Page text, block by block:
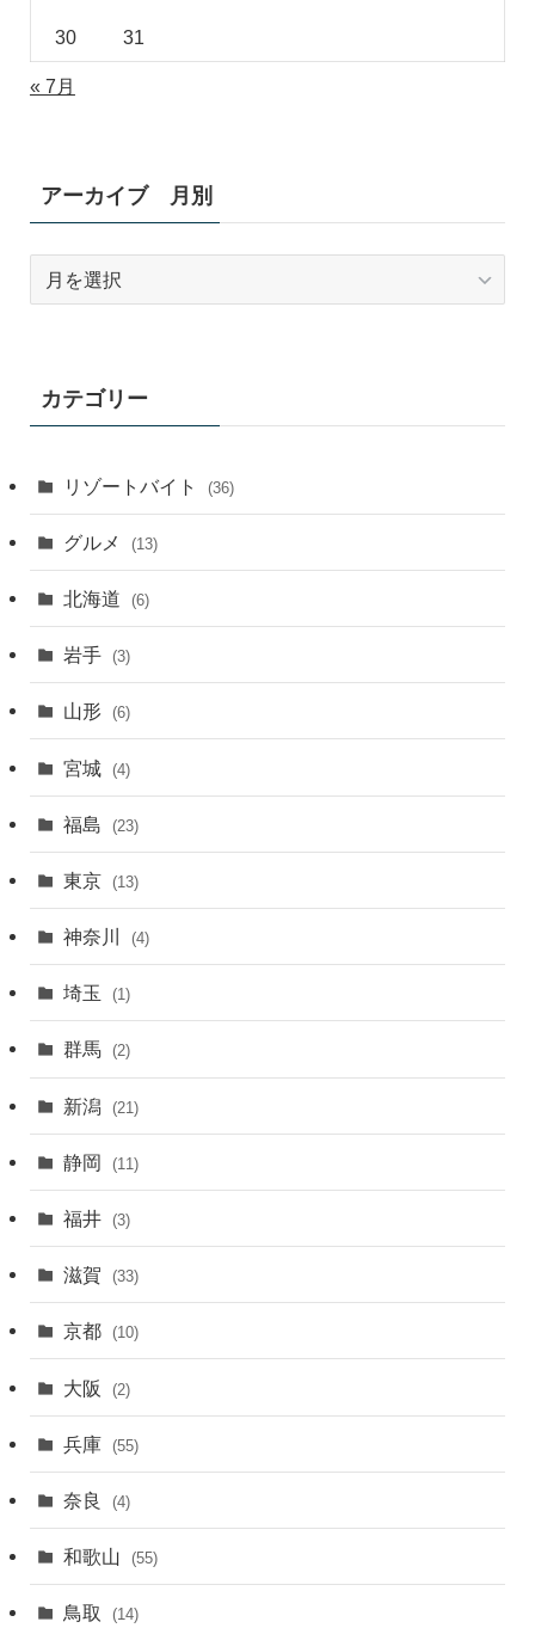
30 31
« 7月
アーカイブ 月別
ブ
カテゴリー
リゾートバイト (36)
グルメ (13)
北海道 (6)
岩手 (3)
山形 (6)
宮城 (4)
福島 (23)
東京 (13)
神奈川 (4)
埼玉 (1)
群馬 (2)
新潟 (21)
静岡 (11)
福井 (3)
滋賀 (33)
京都 (10)
大阪 (2)
兵庫 (55)
奈良 (4)
和歌山 (55)
鳥取 (14)